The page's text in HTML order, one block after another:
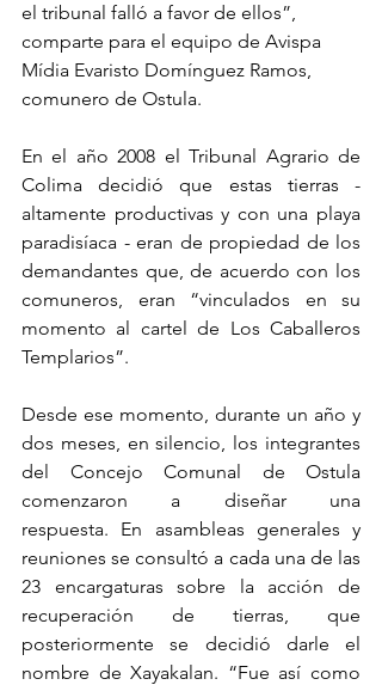
el tribunal falló a favor de ellos”,
comparte para el equipo de Avispa
Mídia Evaristo Domínguez Ramos,
comunero de Ostula.
En el año 2008 el Tribunal Agrario de
Colima decidió que estas tierras -
altamente productivas y con una playa
paradisíaca - eran de propiedad de los
demandantes que, de acuerdo con los
comuneros, eran “vinculados en su
momento al cartel de Los Caballeros
Templarios”.
Desde ese momento, durante un año y
dos meses, en silencio, los integrantes
del Concejo Comunal de Ostula
comenzaron a diseñar una
respuesta. En asambleas generales y
reuniones se consultó a cada una de las
23 encargaturas sobre la acción de
recuperación de tierras, que
posteriormente se decidió darle el
nombre de Xayakalan. “Fue así como